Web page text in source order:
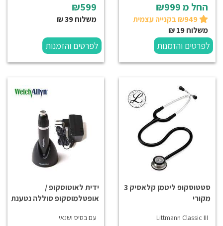
החל מ
משלוח 19 ₪
לפרטים והזמנות
₪599
משלוח 39 ₪
לפרטים והזמנות
סטטוסקופ ליטמן קלאסיק 3
מקורי
Littmann Classic III
ידית לאוטוסקופ /
אופטלמוסקופ סוללה נטענת
עם בסיס ושנאי